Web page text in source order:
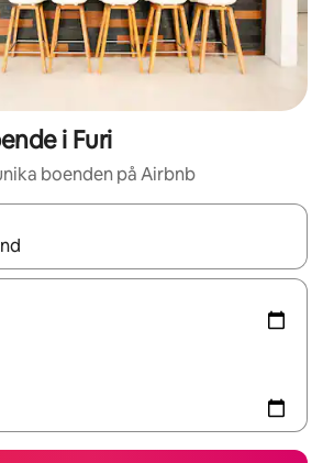
i Furi
boenden på Airbnb
tillgängliga kan du navigera med upp- och